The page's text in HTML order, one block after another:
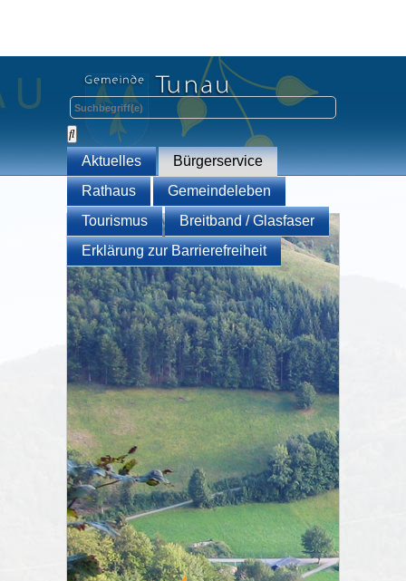
Aktuelles
Bürgerservice
Rathaus
Gemeindeleben
Tourismus
Breitband / Glasfaser
Erklärung zur Barrierefreiheit